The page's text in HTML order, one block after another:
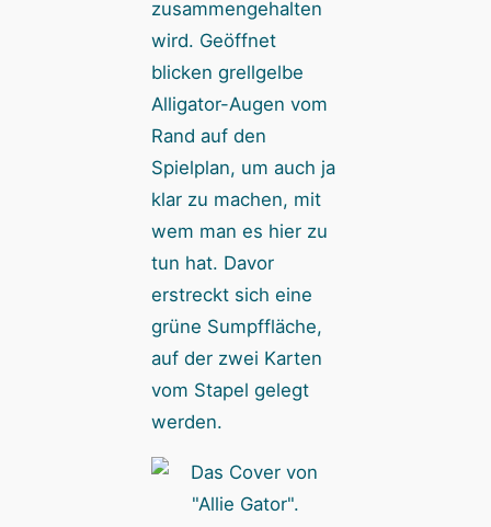
zusammengehalten
wird. Geöffnet
blicken grellgelbe
Alligator-Augen vom
Rand auf den
Spielplan, um auch ja
klar zu machen, mit
wem man es hier zu
tun hat. Davor
erstreckt sich eine
grüne Sumpffläche,
auf der zwei Karten
vom Stapel gelegt
werden.